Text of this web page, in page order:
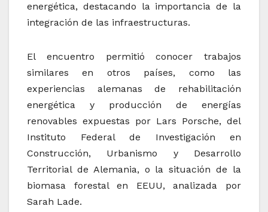
energética, destacando la importancia de la
integración de las infraestructuras.
El encuentro permitió conocer trabajos
similares en otros países, como las
experiencias alemanas de rehabilitación
energética y producción de energías
renovables expuestas por Lars Porsche, del
Instituto Federal de Investigación en
Construcción, Urbanismo y Desarrollo
Territorial de Alemania, o la situación de la
biomasa forestal en EEUU, analizada por
Sarah Lade.